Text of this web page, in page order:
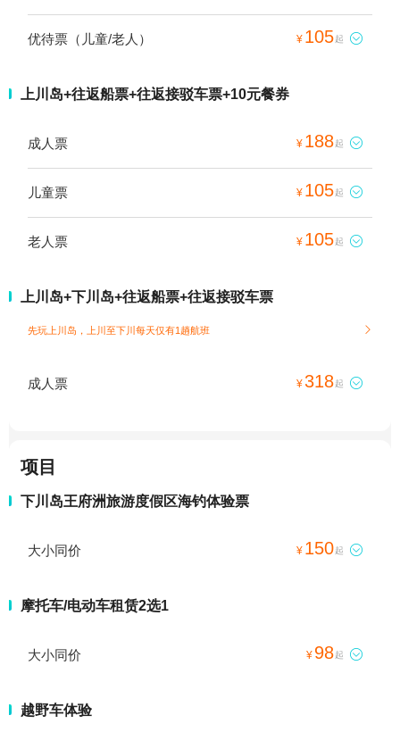
优待票（儿童/老人） ¥ 105起 
上川岛+往返船票+往返接驳车票+10元餐券
成人票 ¥ 188起 
儿童票 ¥ 105起 
老人票 ¥ 105起 
上川岛+下川岛+往返船票+往返接驳车票
先玩上川岛，上川至下川每天仅有1趟航班 
成人票 ¥318起 
项目
下川岛王府洲旅游度假区海钓体验票
大小同价 ¥ 150起 
摩托车/电动车租赁2选1
大小同价 ¥ 98起 
越野车体验